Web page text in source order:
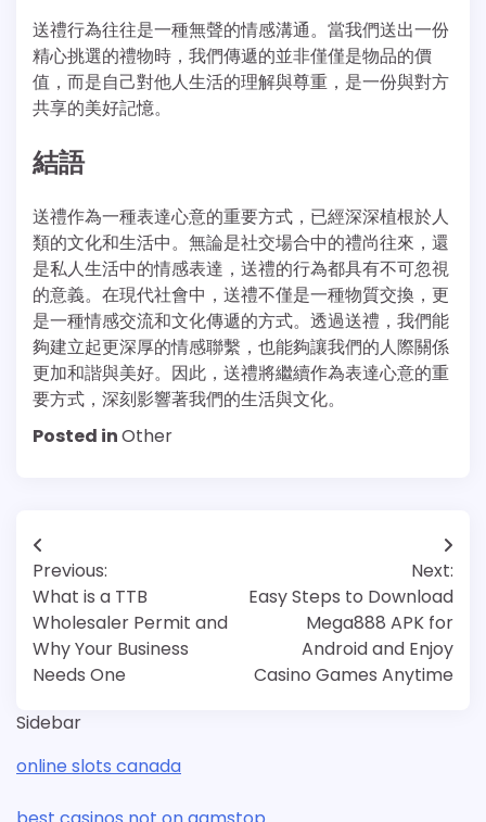
送禮行為往往是一種無聲的情感溝通。當我們送出一份
精心挑選的禮物時，我們傳遞的並非僅僅是物品的價
值，而是自己對他人生活的理解與尊重，是一份與對方
共享的美好記憶。
結語
送禮作為一種表達心意的重要方式，已經深深植根於人
類的文化和生活中。無論是社交場合中的禮尚往來，還
是私人生活中的情感表達，送禮的行為都具有不可忽視
的意義。在現代社會中，送禮不僅是一種物質交換，更
是一種情感交流和文化傳遞的方式。透過送禮，我們能
夠建立起更深厚的情感聯繫，也能夠讓我們的人際關係
更加和諧與美好。因此，送禮將繼續作為表達心意的重
要方式，深刻影響著我們的生活與文化。
Posted inOther
Post
navigation
Previous:
What is a TTB
Wholesaler Permit and
Why Your Business
Needs One
Next:
Easy Steps to Download
Mega888 APK for
Android and Enjoy
Casino Games Anytime
Sidebar
online slots canada